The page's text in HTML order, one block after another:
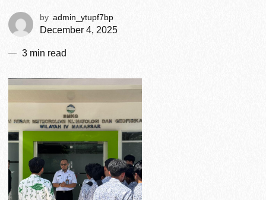
by admin_ytupf7bp
December 4, 2025
3 min read